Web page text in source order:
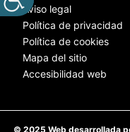
Aviso legal
Política de privacidad
Política de cookies
Mapa del sitio
Accesibilidad web
© 2025 Web desarrollada